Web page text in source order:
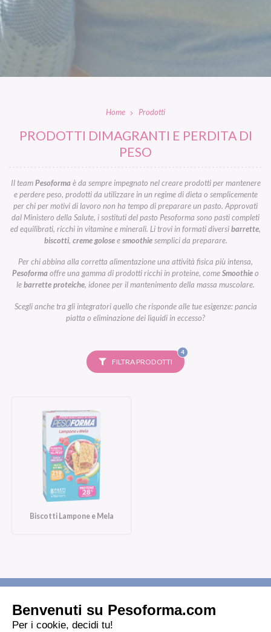
Home Prodotti
PRODOTTI DIMAGRANTI E PERDITA DI
PESO
Il teamPesoformaè da sempre impegnato nel creare prodotti per mantenere
e perdere peso, prodotti da utilizzare in un regime di dieta o semplicemente
per chi per motivi di lavoro non ha tempo di preparare un pasto. Approvati
dal Ministero della Salute, i sostituti del pasto Pesoforma sono pasti completi
ed equilibrati, ricchi in vitamine e minerali. Li trovi in formati diversibarrette,
biscotti, creme goloseesmoothiesemplici da preparare.
Per chi abbina alla corretta alimentazione una attività fisica più intensa,
Pesoformaoffre una gamma di prodotti ricchi in proteine, comeSmoothieo
lebarrette proteiche, idonee per il mantenimento della massa muscolare.
Scegli anche tra gli integratori quello che risponde alle tue esigenze: pancia
piatta o eliminazione dei liquidi in eccesso?
FILTRA PRODOTTI
4FILTRI
SELEZIONATI
Biscotti Lampone e Mela